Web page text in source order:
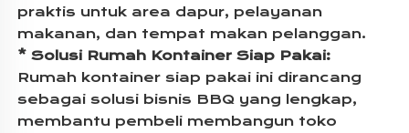
praktis untuk area dapur, pelayanan
makanan, dan tempat makan pelanggan.
Rumah kontainer siap pakai ini dirancang
sebagai solusi bisnis BBQ yang lengkap,
membantu pembeli membangun toko